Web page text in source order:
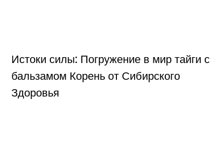
Истоки силы: Погружение в мир тайги с
бальзамом Корень от Сибирского
Здоровья